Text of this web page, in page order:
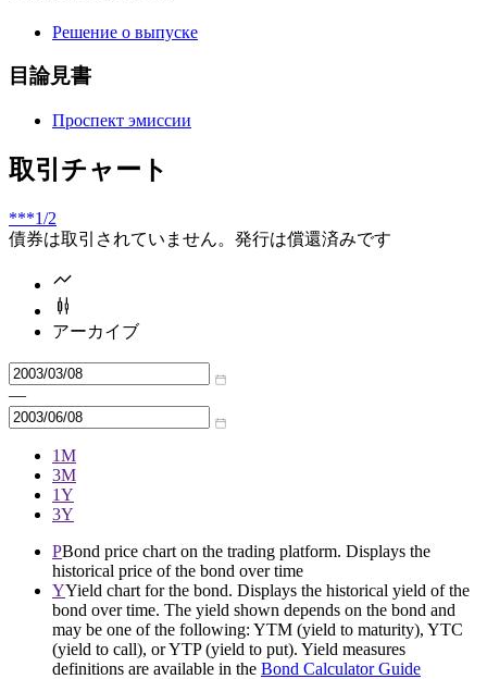
Решение о выпуске
目論見書
Проспект эмиссии
取引チャート
***1/2
債券は取引されていません。発行は償還済みです
アーカイブ
—
1M
3M
1Y
3Y
PBond price chart on the trading platform. Displays the
historical price of the bond over time
YYield chart for the bond. Displays the historical yield of the
bond over time. The yield shown depends on the bond and
may be one of the following: YTM (yield to maturity), YTC
(yield to call), or YTP (yield to put). Yield measures
definitions are available in the Bond Calculator Guide